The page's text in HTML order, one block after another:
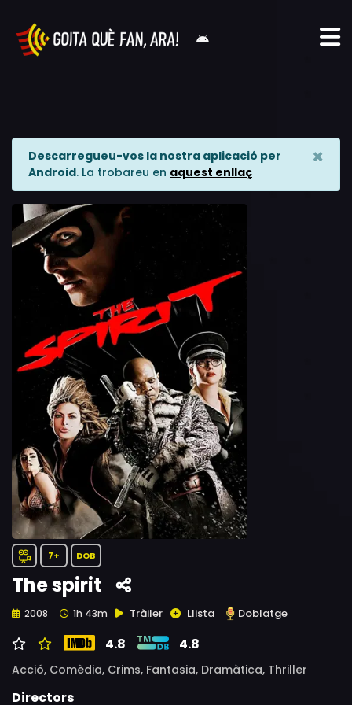
Descarregueu-vos la nostra aplicació per
Android. La trobareu en aquest enllaç
×
7+ DOB
The spirit
2008 1h 43m Tràiler Llista Doblatge
4.8 4.8
Acció, Comèdia, Crims, Fantasia, Dramàtica, Thriller
Directors